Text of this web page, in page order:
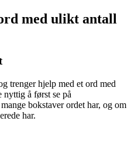
med ulikt antall
trenger hjelp med et ord med
å først se på
bokstaver ordet har, og om
har.